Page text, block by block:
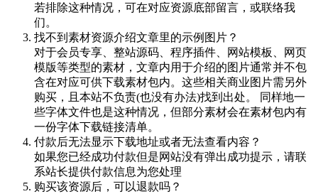
若排除这种情况，可在对应资源底部留言，或联络我
们。
找不到素材资源介绍文章里的示例图片？
对于会员专享、整站源码、程序插件、网站模板、网页
模版等类型的素材，文章内用于介绍的图片通常并不包
含在对应可供下载素材包内。这些相关商业图片需另外
购买，且本站不负责(也没有办法)找到出处。 同样地一
些字体文件也是这种情况，但部分素材会在素材包内有
一份字体下载链接清单。
付款后无法显示下载地址或者无法查看内容？
如果您已经成功付款但是网站没有弹出成功提示，请联
系站长提供付款信息为您处理
购买该资源后，可以退款吗？